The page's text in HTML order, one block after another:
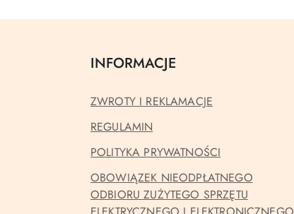
INFORMACJE
ZWROTY I REKLAMACJE
REGULAMIN
POLITYKA PRYWATNOŚCI
OBOWIĄZEK NIEODPŁATNEGO
ODBIORU ZUŻYTEGO SPRZĘTU